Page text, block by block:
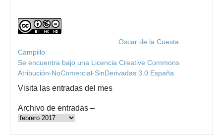
Oscar de la Cuesta
Campillo
Se encuentra bajo una Licencia Creative Commons
Atribución-NoComercial-SinDerivadas 3.0 España
Visita las entradas del mes
Archivo de entradas –
Archivo
de